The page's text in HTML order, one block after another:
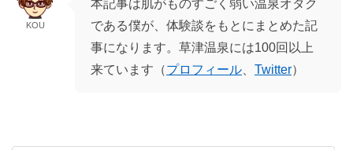
KOU
本記事は肌がものすごく弱い温泉オタク
である僕が、体験談をもとにまとめた記
事になります。草津温泉には100回以上
来ています（プロフィール Twitter）